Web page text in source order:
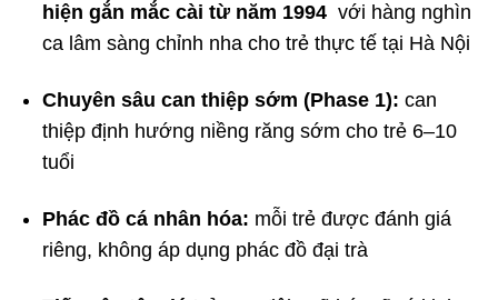
hiện gắn mắc cài từ năm 1994 với hàng nghìn
ca lâm sàng chỉnh nha cho trẻ thực tế tại Hà Nội
Chuyên sâu can thiệp sớm (Phase 1): can
thiệp định hướng niềng răng sớm cho trẻ 6–10
tuổi
Phác đồ cá nhân hóa: mỗi trẻ được đánh giá
riêng, không áp dụng phác đồ đại trà